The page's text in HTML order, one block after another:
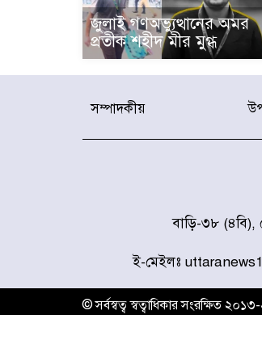
জুলাই গণঅভ্যুত্থানের অমর
প্রতীক শহীদ মীর মুগ্ধ
সম্পাদকীয়
বাড়ি-৩৮ (৪বি),
ই-মেইলঃ
© সর্বস্বত্ব স্বত্বাধিকার সংরক্ষিত